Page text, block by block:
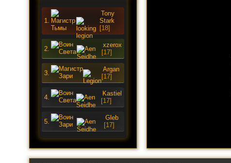
1.
Tony
Stark
[18]
2.
xzerox
[17]
3.
Argan
[17]
4.
Kastiel
[17]
5.
Gleb
[17]